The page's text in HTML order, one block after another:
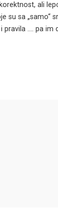
ali
su sa „samo“
…. pa im